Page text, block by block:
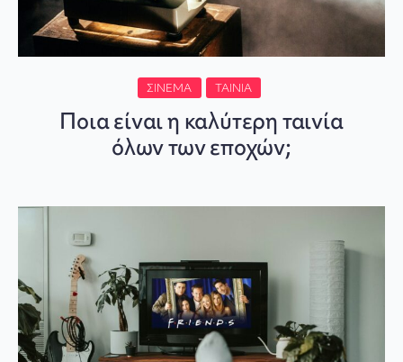
ΣΙΝΕΜΆ ΤΑΙΝΊΑ
Ποια είναι η καλύτερη ταινία
όλων των εποχών;